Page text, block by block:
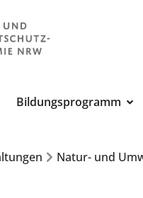
Bildungsprogramm
Natur- und